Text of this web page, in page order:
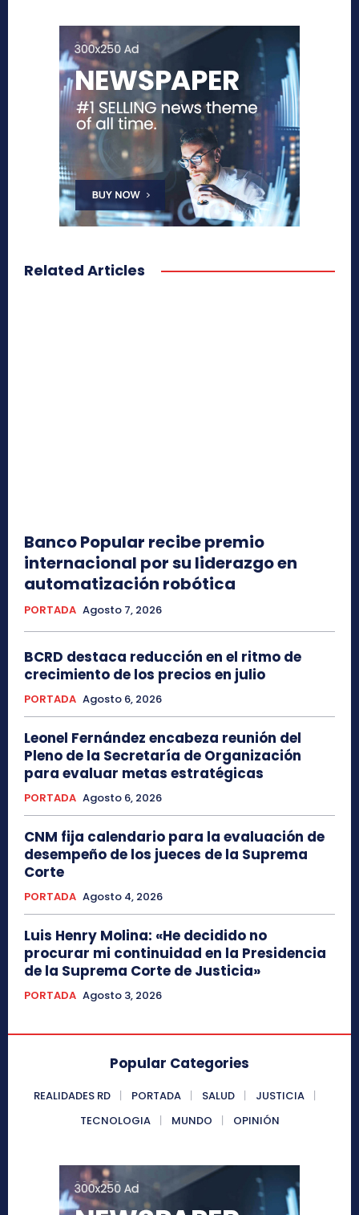
Related Articles
Banco Popular recibe premio
internacional por su liderazgo en
automatización robótica
PORTADA Agosto 7, 2026
BCRD destaca reducción en el ritmo de
crecimiento de los precios en julio
PORTADA Agosto 6, 2026
Leonel Fernández encabeza reunión del
Pleno de la Secretaría de Organización
para evaluar metas estratégicas
PORTADA Agosto 6, 2026
CNM fija calendario para la evaluación de
desempeño de los jueces de la Suprema
Corte
PORTADA Agosto 4, 2026
Luis Henry Molina: «He decidido no
procurar mi continuidad en la Presidencia
de la Suprema Corte de Justicia»
PORTADA Agosto 3, 2026
Popular Categories
REALIDADES RD PORTADA SALUD
JUSTICIA
TECNOLOGIA
MUNDO OPINIÓN